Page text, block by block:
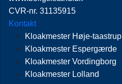
CVR-nr. 31135915
Kontakt
Kloakmester Høje-taastrup
Kloakmester Espergærde
Kloakmester Vordingborg
Kloakmester Lolland